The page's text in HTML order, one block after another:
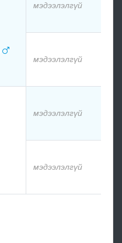
мэдээлэлгүй
мэдээлэлгүй
мэдээлэлгүй
мэдээлэлгүй